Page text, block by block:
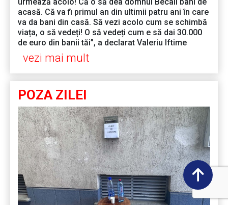
acasă. Că va fi primul an din ultimii patru ani în care
va da bani din casă. Să vezi acolo cum se schimbă
viața, o să vedeți! O să vedeți cum e să dai 30.000
de euro din banii tăi”, a declarat Valeriu Iftime
vezi mai mult
POZA ZILEI